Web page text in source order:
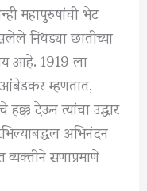
महापुरुषांची भेट
निधड्या छातीच्या
आहे. 1919 ला
आंबेडकर म्हणतात,
देऊन त्यांचा उद्धार
अभिनंदन
सणाप्रमाणे